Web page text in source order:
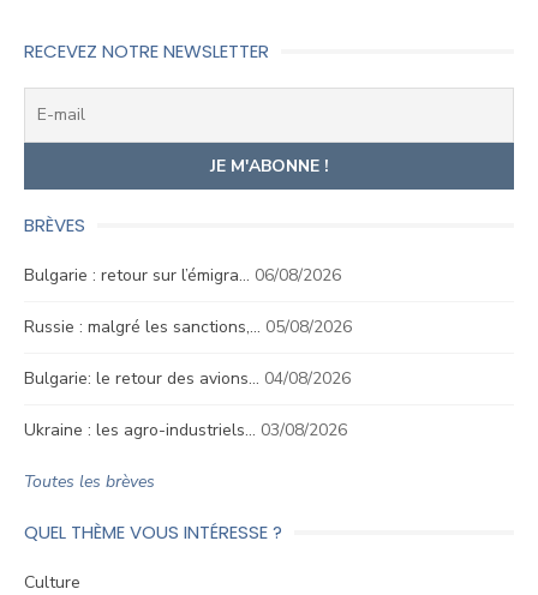
RECEVEZ NOTRE NEWSLETTER
BRÈVES
Bulgarie : retour sur l’émigra… 06/08/2026
Russie : malgré les sanctions,… 05/08/2026
Bulgarie: le retour des avions… 04/08/2026
Ukraine : les agro-industriels… 03/08/2026
Toutes les brèves
QUEL THÈME VOUS INTÉRESSE ?
Culture